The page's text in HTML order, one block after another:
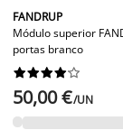
FANDRUP
Módulo superior
portas branco






50,00 €/UN